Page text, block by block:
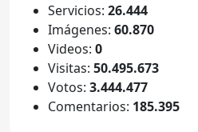
Servicios: 26.444
Imágenes: 60.870
Videos: 0
Visitas: 50.495.673
Votos: 3.444.477
Comentarios: 185.395